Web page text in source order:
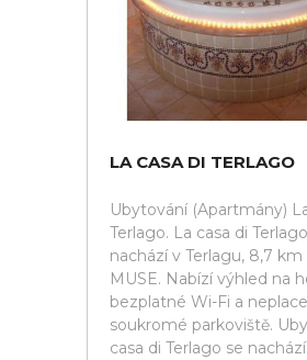
LA CASA DI TERLAGO
Ubytování (Apartmány)
Terlago. La casa di
nachází v Terlagu, 8,7 km
MUSE. Nabízí výhled na
bezplatné Wi-Fi a
soukromé parkoviště.
casa di Terlago se